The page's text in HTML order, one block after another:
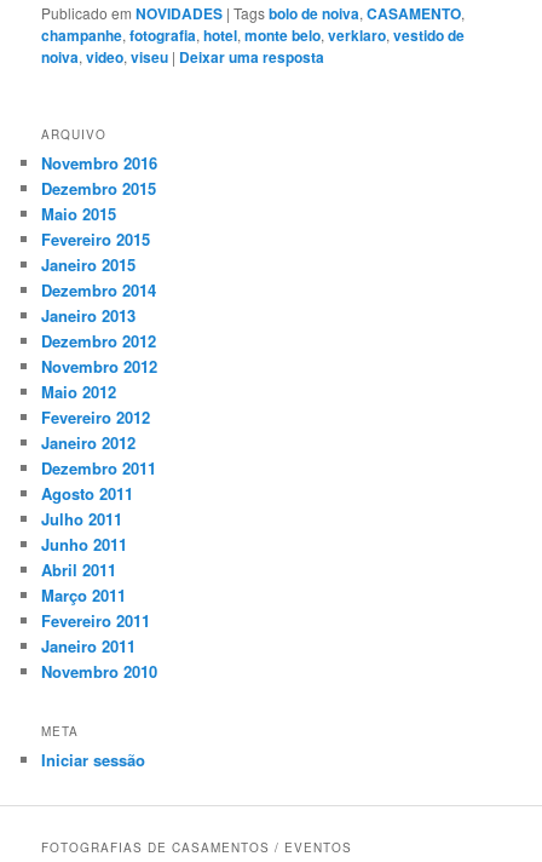
Publicado em NOVIDADES |Tagsbolo de noiva,CASAMENTO,
champanhe,fotografia,hotel,monte belo,verklaro,vestido de
noiva,video,viseu | Deixar uma resposta
ARQUIVO
Novembro 2016
Dezembro 2015
Maio 2015
Fevereiro 2015
Janeiro 2015
Dezembro 2014
Janeiro 2013
Dezembro 2012
Novembro 2012
Maio 2012
Fevereiro 2012
Janeiro 2012
Dezembro 2011
Agosto 2011
Julho 2011
Junho 2011
Abril 2011
Março 2011
Fevereiro 2011
Janeiro 2011
Novembro 2010
META
Iniciar sessão
FOTOGRAFIAS DE CASAMENTOS / EVENTOS